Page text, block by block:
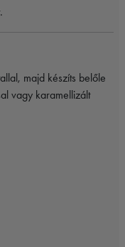
majd készíts belőle
vagy karamellizált